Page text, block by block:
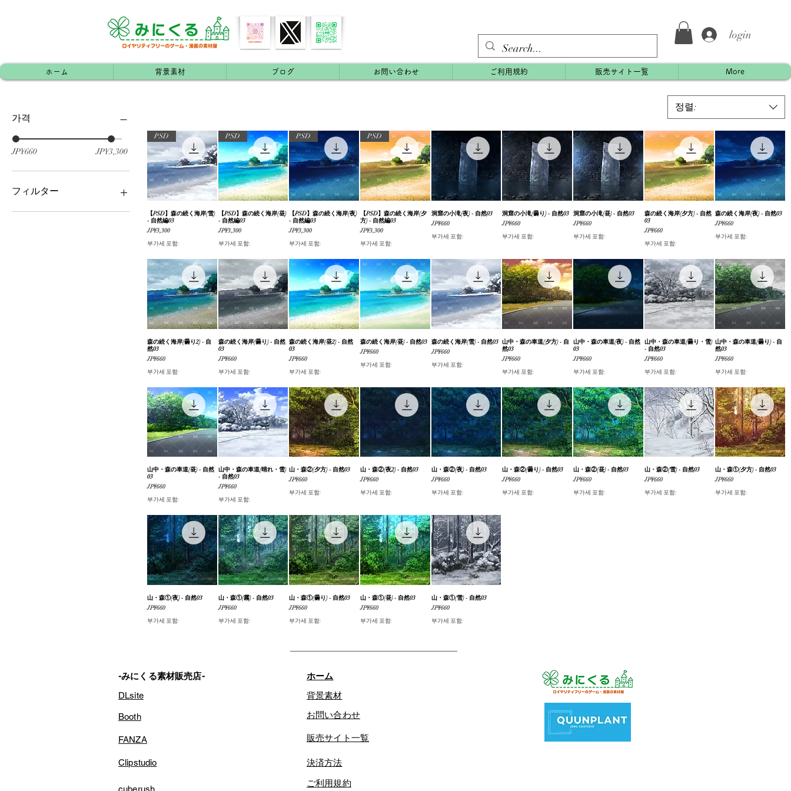
login
ホーム 背景素材 ブログ お問い合わせ ご利用規約 販売サイト一覧 More
가격
JP¥660 JP¥3,300
フィルター
ファンタジー
정렬:
제품보기
PSD
【PSD】森の続く海岸(雪)
- 自然編03
가격
JP¥3,300
부가세 포함:
제품보기
PSD
【PSD】森の続く海岸(昼)
- 自然編03
가격
JP¥3,300
부가세 포함:
제품보기
PSD
【PSD】森の続く海岸(夜)
- 自然編03
가격
JP¥3,300
부가세 포함:
제품보기
PSD
【PSD】森の続く海岸(夕
方) - 自然編03
가격
JP¥3,300
부가세 포함:
제품보기
洞窟の小滝(夜) - 自然03
가격
JP¥660
부가세 포함:
제품보기
洞窟の小滝(曇り) - 自然03
가격
JP¥660
부가세 포함:
제품보기
洞窟の小滝(昼) - 自然03
가격
JP¥660
부가세 포함:
제품보기
森の続く海岸(夕方) - 自然
03
가격
JP¥660
부가세 포함:
제품보기
森の続く海岸(夜) - 自然03
가격
JP¥660
부가세 포함:
제품보기
森の続く海岸(曇り2) - 自
然03
가격
JP¥660
부가세 포함:
제품보기
森の続く海岸(曇り) - 自然
03
가격
JP¥660
부가세 포함:
제품보기
森の続く海岸(昼2) - 自然
03
가격
JP¥660
부가세 포함:
제품보기
森の続く海岸(昼) - 自然03
가격
JP¥660
부가세 포함:
제품보기
森の続く海岸(雪) - 自然03
가격
JP¥660
부가세 포함:
제품보기
山中・森の車道(夕方) - 自
然03
가격
JP¥660
부가세 포함:
제품보기
山中・森の車道(夜) - 自然
03
가격
JP¥660
부가세 포함:
제품보기
山中・森の車道(曇り・雪)
- 自然03
가격
JP¥660
부가세 포함:
제품보기
山中・森の車道(曇り) - 自
然03
가격
JP¥660
부가세 포함:
제품보기
山中・森の車道(昼) - 自然
03
가격
JP¥660
부가세 포함:
제품보기
山中・森の車道(晴れ・雪)
- 自然03
가격
JP¥660
부가세 포함:
제품보기
山・森②(夕方) - 自然03
가격
JP¥660
부가세 포함:
제품보기
山・森②(夜2) - 自然03
가격
JP¥660
부가세 포함:
제품보기
山・森②(夜) - 自然03
가격
JP¥660
부가세 포함:
제품보기
山・森②(曇り) - 自然03
가격
JP¥660
부가세 포함:
제품보기
山・森②(昼) - 自然03
가격
JP¥660
부가세 포함:
제품보기
山・森②(雪) - 自然03
가격
JP¥660
부가세 포함:
제품보기
山・森①(夕方) - 自然03
가격
JP¥660
부가세 포함:
제품보기
山・森①(夜) - 自然03
가격
JP¥660
부가세 포함:
제품보기
山・森①(霧) - 自然03
가격
JP¥660
부가세 포함:
제품보기
山・森①(曇り) - 自然03
가격
JP¥660
부가세 포함:
제품보기
山・森①(昼) - 自然03
가격
JP¥660
부가세 포함:
제품보기
山・森①(雪) - 自然03
가격
JP¥660
부가세 포함:
-みにくる素材販売店-
DLsite
Booth
FANZA
Clipstudio
cuberush
ホーム
背景素材
お問い合わせ
販売サイト一覧
決済方法
ご利用規約